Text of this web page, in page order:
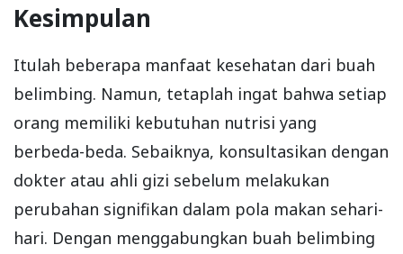
Kesimpulan
Itulah beberapa manfaat kesehatan dari buah
belimbing. Namun, tetaplah ingat bahwa setiap
orang memiliki kebutuhan nutrisi yang
berbeda-beda. Sebaiknya, konsultasikan dengan
dokter atau ahli gizi sebelum melakukan
perubahan signifikan dalam pola makan sehari-
hari. Dengan menggabungkan buah belimbing